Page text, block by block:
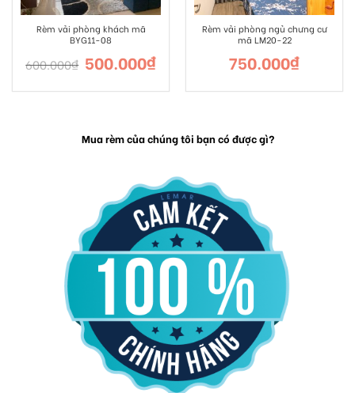
Rèm vải phòng khách mã
BYG11-08
600.000₫ 500.000₫
Rèm vải phòng ngủ chưng cư
mã LM20-22
750.000₫
Mua rèm của chúng tôi bạn có được gì?